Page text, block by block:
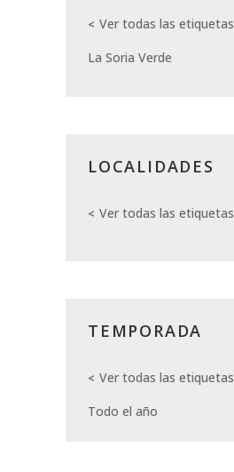
Ver todas las etiquetas
La Soria Verde
LOCALIDADES
Ver todas las etiquetas
TEMPORADA
Ver todas las etiquetas
Todo el año